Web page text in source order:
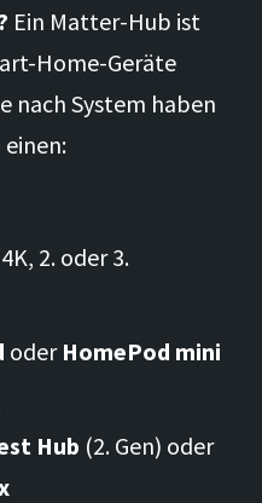
Ein Matter-Hub ist
Home-Geräte
nach System haben
2. oder 3.
oder HomePod mini
Hub (2. Gen) oder